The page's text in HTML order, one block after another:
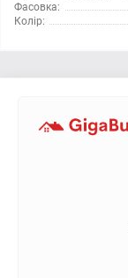
Фасовка:
Колір: